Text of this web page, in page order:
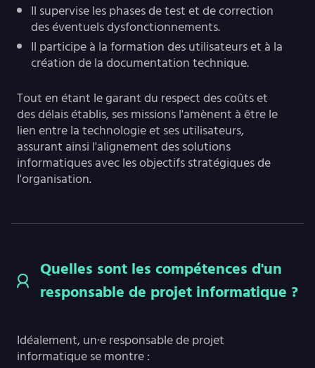
Il supervise les phases de test et de correction
des éventuels dysfonctionnements.
Il participe à la formation des utilisateurs et à la
création de la documentation technique.
Tout en étant le garant du respect des coûts et
des délais établis, ses missions l'amènent à être le
lien entre la technologie et ses utilisateurs,
assurant ainsi l'alignement des solutions
informatiques avec les objectifs stratégiques de
l'organisation.
Quelles sont les compétences d'un
responsable de projet informatique ?
Idéalement, un·e responsable de projet
informatique se montre :